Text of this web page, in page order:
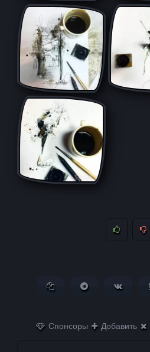
Копировать ссылку
Поделиться в
Спонсоры Добавить